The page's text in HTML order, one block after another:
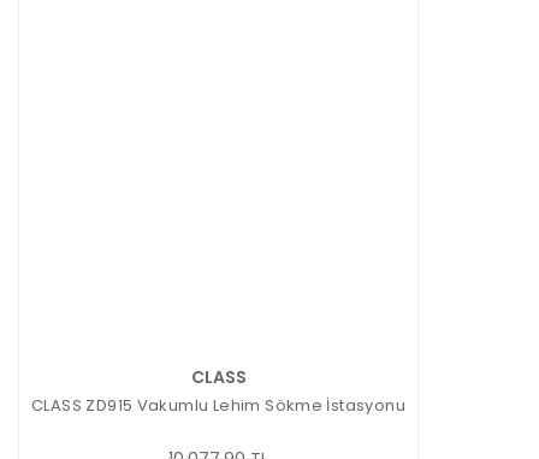
CLASS
CLASS ZD915 Vakumlu Lehim Sökme İstasyonu